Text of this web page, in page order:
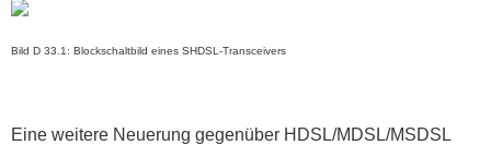
Bild D 33.1: Blockschaltbild eines SHDSL-Transceivers
Eine weitere Neuerung gegenüber HDSL/MDSL/MSDSL